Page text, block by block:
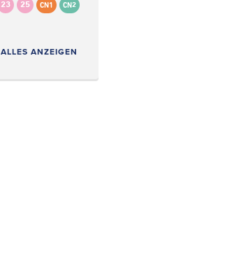
23 25 CN1 CN2
ALLES ANZEIGEN